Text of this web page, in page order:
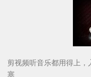
剪视频听音乐都用得上，
塞